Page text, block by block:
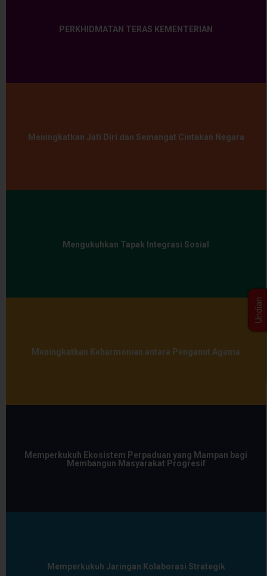
PERKHIDMATAN TERAS KEMENTERIAN
Meningkatkan Jati Diri dan Semangat Cintakan Negara
Mengukuhkan Tapak Integrasi Sosial
Meningkatkan Keharmonian antara Penganut Agama
Memperkukuh Ekosistem Perpaduan yang Mampan bagi
Membangun Masyarakat Progresif
Memperkukuh Jaringan Kolaborasi Strategik
Undian